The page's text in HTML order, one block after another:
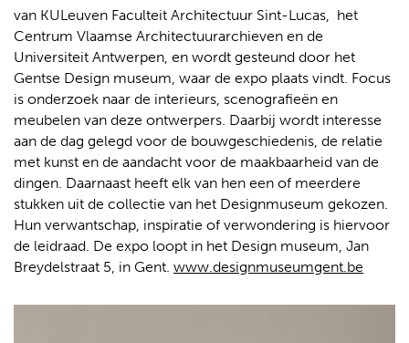
van KULeuven Faculteit Architectuur Sint-Lucas, het
Centrum Vlaamse Architectuurarchieven en de
Universiteit Antwerpen, en wordt gesteund door het
Gentse Design museum, waar de expo plaats vindt. Focus
is onderzoek naar de interieurs, scenografieën en
meubelen van deze ontwerpers. Daarbij wordt interesse
aan de dag gelegd voor de bouwgeschiedenis, de relatie
met kunst en de aandacht voor de maakbaarheid van de
dingen. Daarnaast heeft elk van hen een of meerdere
stukken uit de collectie van het Designmuseum gekozen.
Hun verwantschap, inspiratie of verwondering is hiervoor
de leidraad. De expo loopt in het Design museum, Jan
Breydelstraat 5, in Gent. www.designmuseumgent.be